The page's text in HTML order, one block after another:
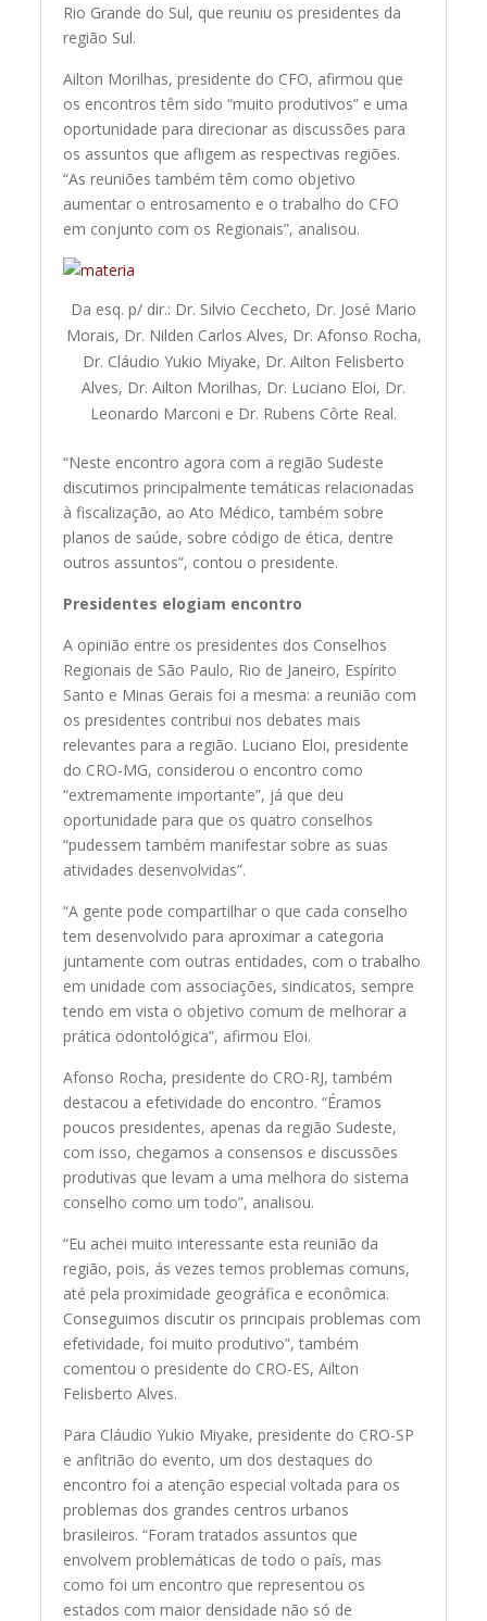
Rio Grande do Sul, que reuniu os presidentes da
região Sul.
Ailton Morilhas, presidente do CFO, afirmou que
os encontros têm sido “muito produtivos” e uma
oportunidade para direcionar as discussões para
os assuntos que afligem as respectivas regiões.
“As reuniões também têm como objetivo
aumentar o entrosamento e o trabalho do CFO
em conjunto com os Regionais”, analisou.
Da esq. p/ dir.: Dr. Silvio Ceccheto, Dr. José Mario
Morais, Dr. Nilden Carlos Alves, Dr. Afonso Rocha,
Dr. Cláudio Yukio Miyake, Dr. Ailton Felisberto
Alves, Dr. Ailton Morilhas, Dr. Luciano Eloi, Dr.
Leonardo Marconi e Dr. Rubens Côrte Real.
“Neste encontro agora com a região Sudeste
discutimos principalmente temáticas relacionadas
à fiscalização, ao Ato Médico, também sobre
planos de saúde, sobre código de ética, dentre
outros assuntos”, contou o presidente.
Presidentes elogiam encontro
A opinião entre os presidentes dos Conselhos
Regionais de São Paulo, Rio de Janeiro, Espírito
Santo e Minas Gerais foi a mesma: a reunião com
os presidentes contribui nos debates mais
relevantes para a região. Luciano Eloi, presidente
do CRO-MG, considerou o encontro como
“extremamente importante”, já que deu
oportunidade para que os quatro conselhos
“pudessem também manifestar sobre as suas
atividades desenvolvidas”.
“A gente pode compartilhar o que cada conselho
tem desenvolvido para aproximar a categoria
juntamente com outras entidades, com o trabalho
em unidade com associações, sindicatos, sempre
tendo em vista o objetivo comum de melhorar a
prática odontológica”, afirmou Eloi.
Afonso Rocha, presidente do CRO-RJ, também
destacou a efetividade do encontro. “Éramos
poucos presidentes, apenas da região Sudeste,
com isso, chegamos a consensos e discussões
produtivas que levam a uma melhora do sistema
conselho como um todo”, analisou.
“Eu achei muito interessante esta reunião da
região, pois, ás vezes temos problemas comuns,
até pela proximidade geográfica e econômica.
Conseguimos discutir os principais problemas com
efetividade, foi muito produtivo”, também
comentou o presidente do CRO-ES, Ailton
Felisberto Alves.
Para Cláudio Yukio Miyake, presidente do CRO-SP
e anfitrião do evento, um dos destaques do
encontro foi a atenção especial voltada para os
problemas dos grandes centros urbanos
brasileiros. “Foram tratados assuntos que
envolvem problemáticas de todo o país, mas
como foi um encontro que representou os
estados com maior densidade não só de